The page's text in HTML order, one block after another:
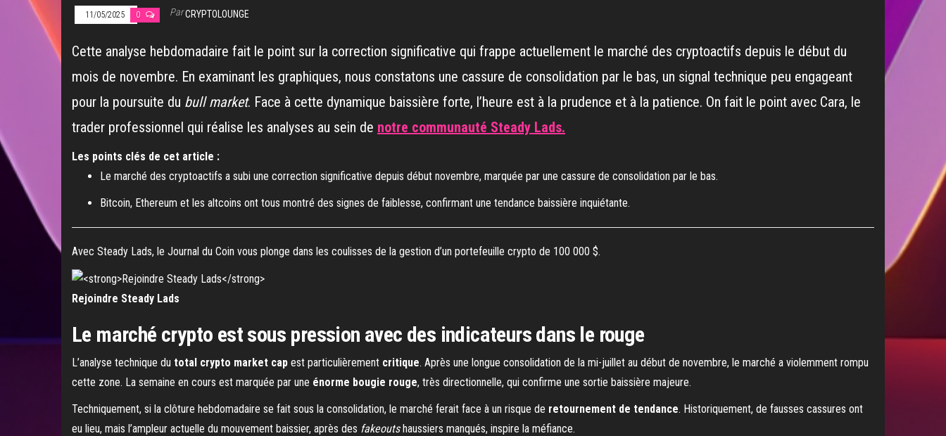
11/05/2025 0 ParCRYPTOLOUNGE
Cette analyse hebdomadaire fait le point sur la correction significative qui frappe actuellement le marché des cryptoactifs depuis le début du
mois de novembre. En examinant les graphiques, nous constatons une cassure de consolidation par le bas, un signal technique peu engageant
pour la poursuite du bull market. Face à cette dynamique baissière forte, l’heure est à la prudence et à la patience. On fait le point avec Cara, le
trader professionnel qui réalise les analyses au sein de notre communauté Steady Lads.
Les points clés de cet article :
Le marché des cryptoactifs a subi une correction significative depuis début novembre, marquée par une cassure de consolidation par le bas.
Bitcoin, Ethereum et les altcoins ont tous montré des signes de faiblesse, confirmant une tendance baissière inquiétante.
Avec Steady Lads, le Journal du Coin vous plonge dans les coulisses de la gestion d’un portefeuille crypto de 100 000 $.
Rejoindre Steady Lads
Le marché crypto est sous pression avec des indicateurs dans le rouge
L’analyse technique du total crypto market cap est particulièrement critique. Après une longue consolidation de la mi-juillet au début de novembre, le marché a violemment rompu
cette zone. La semaine en cours est marquée par une énorme bougie rouge, très directionnelle, qui confirme une sortie baissière majeure.
Techniquement, si la clôture hebdomadaire se fait sous la consolidation, le marché ferait face à un risque de retournement de tendance. Historiquement, de fausses cassures ont
eu lieu, mais l’ampleur actuelle du mouvement baissier, après des fakeoutshaussiers manqués, inspire la méfiance.